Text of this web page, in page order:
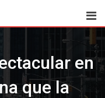
en
que la